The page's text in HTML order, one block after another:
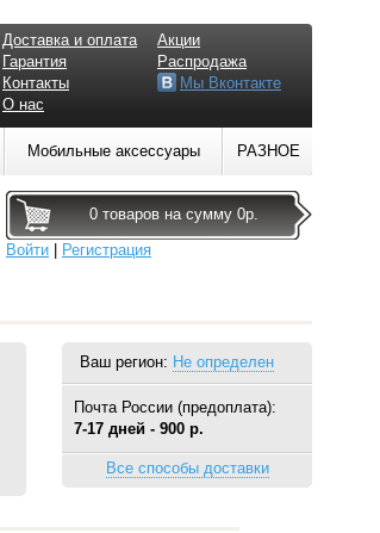
Ваш регион: Не определен
Почта России (предоплата):
7-17 дней - 900 р.
Все способы доставки
Доставка и оплата
Гарантия
Контакты
О нас
Акции
Распродажа
Мы Вконтакте
Мобильные аксессуары РАЗНОЕ
0 товаров на сумму 0р.
Войти
Регистрация